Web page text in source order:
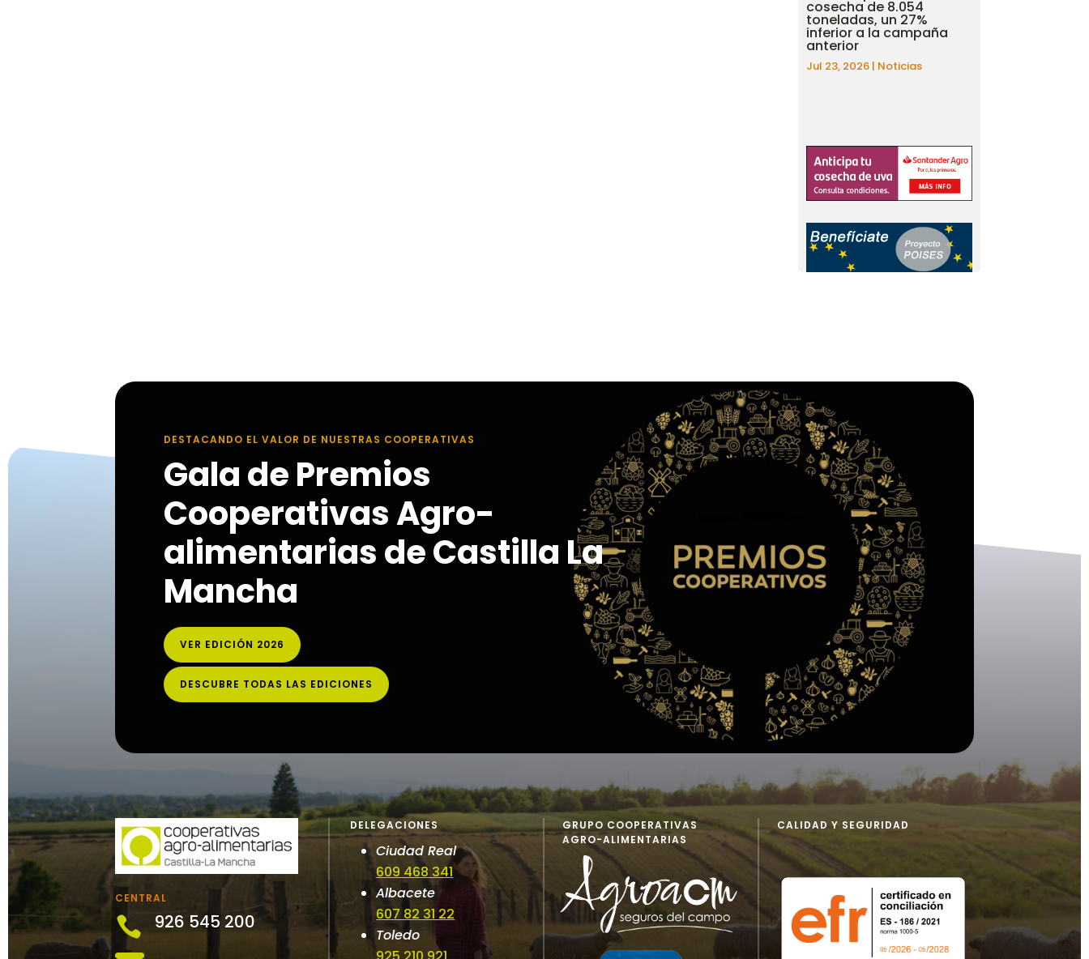
cosecha de 8.054
toneladas, un 27%
inferior a la campaña
anterior
Jul 23, 2026 | Noticias
DESTACANDO EL VALOR DE NUESTRAS COOPERATIVAS
Gala de Premios
Cooperativas Agro-
alimentarias de Castilla La
Mancha
VER EDICIÓN 2026
DESCUBRE TODAS LAS EDICIONES
CENTRAL
 926 545 200
DELEGACIONES
Ciudad Real
609 468 341
Albacete
607 82 31 22
Toledo
GRUPO COOPERATIVAS
AGRO-ALIMENTARIAS
CALIDAD Y SEGURIDAD